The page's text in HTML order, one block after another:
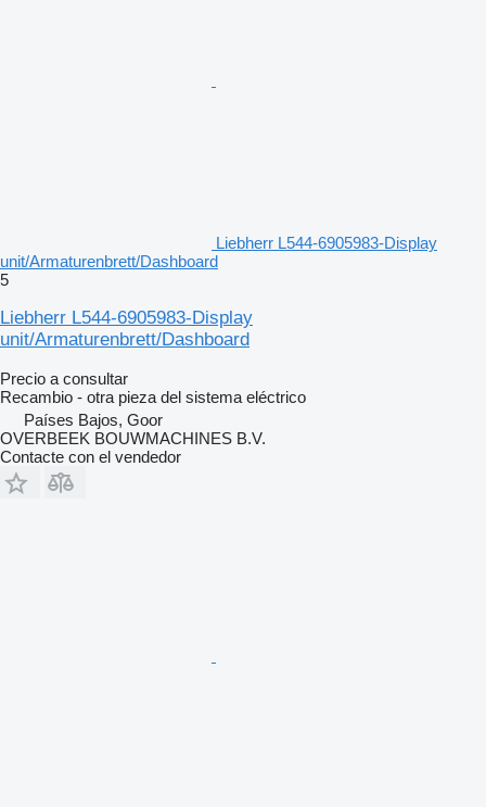
Liebherr L544-6905983-Display
unit/Armaturenbrett/Dashboard
5
Liebherr L544-6905983-Display
unit/Armaturenbrett/Dashboard
Precio a consultar
Recambio - otra pieza del sistema eléctrico
Países Bajos, Goor
OVERBEEK BOUWMACHINES B.V.
Contacte con el vendedor